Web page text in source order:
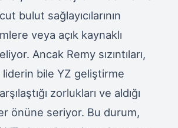
bulut sağlayıcılarının
veya açık kaynaklı
Ancak Remy sızıntıları,
bile YZ geliştirme
zorlukları ve aldığı
önüne seriyor. Bu durum,